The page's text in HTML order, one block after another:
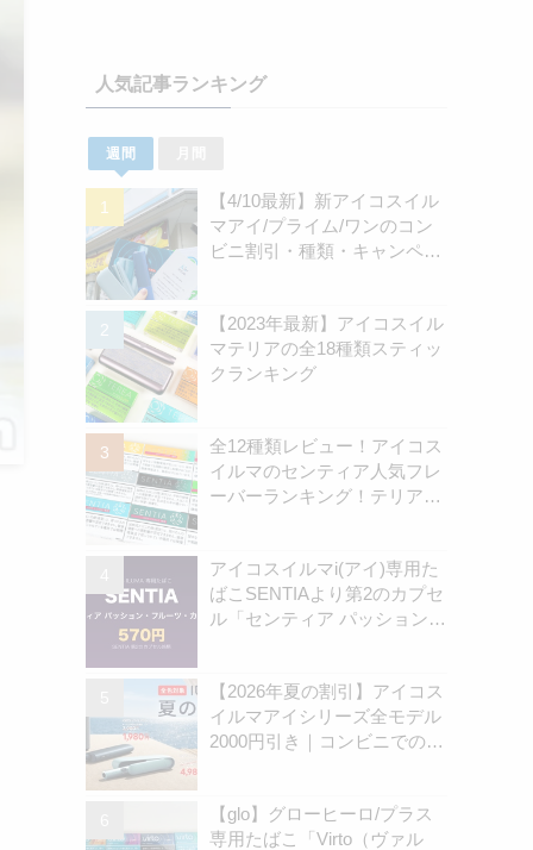
人気記事ランキング
週間
【4/10最新】新アイコスイル
マアイ/プライム/ワンのコン
ビニ割引・種類・キャンペー
【2023年最新】アイコスイル
マテリアの全18種類スティッ
クランキング
全12種類レビュー！アイコス
イルマのセンティア人気フレ
ーバーランキング！テリアと
アイコスイルマi(アイ)専用た
ばこSENTIAより第2のカプセ
ル「センティア パッション・
柄 | アイコスさん
【2026年夏の割引】アイコス
イルマアイシリーズ全モデル
2000円引き｜コンビニでのキ
【glo】グローヒーロ/プラス
専用たばこ「Virto（ヴァル